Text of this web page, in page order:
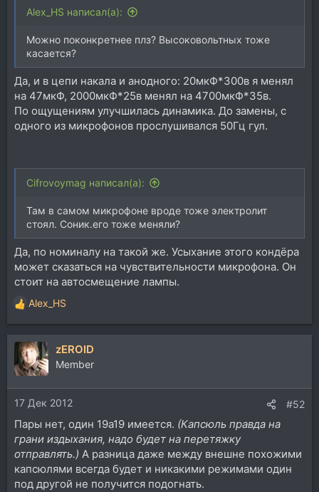
Alex_HS написал(а):
Можно поконкретнее плз? Высоковольтных тоже
касается?
Да, и в цепи накала и анодного: 20мкФ*300в я менял
на 47мкФ, 2000мкФ*25в менял на 4700мкФ*35в.
По ощущениям улучшилась динамика. До замены, с
одного из микрофонов прослушивался 50Гц гул.
Cifrovoymag написал(а):
Там в самом микрофоне вроде тоже электролит
стоял. Соник.его тоже меняли?
Да, по номиналу на такой же. Усыхание этого кондёра
может сказаться на чувствительности микрофона. Он
стоит на автосмещение лампы.
Р
е
а
ц
и
и
:
Alex_HS
zEROID
Member
17 Дек 2012 #52
Пары нет, один 19а19 имеется. (Капсюль правда на
грани издыхания, надо будет на перетяжку
отправлять.) А разница даже между внешне похожими
капсюлями всегда будет и никакими режимами один
под другой не получится подогнать.